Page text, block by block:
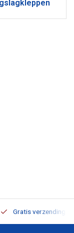
Gratis verzending